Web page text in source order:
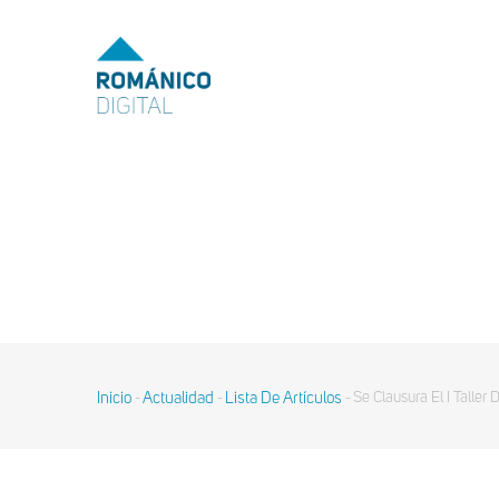
MENU
TOP
Inicio - Actualidad - Lista De Artículos - Se Clausura El I Taller